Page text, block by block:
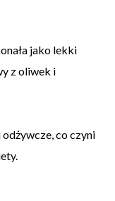
jako lekki
z oliwek i
co czyni